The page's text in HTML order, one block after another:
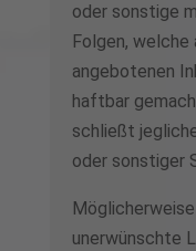
oder sonstige
Folgen, welche
angebotenen
haftbar
schließt
oder sonstiger
unerwünschte